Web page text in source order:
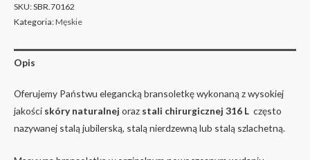
SKU:SBR.70162
Kategoria:Męskie
Opis
Oferujemy Państwu elegancką bransoletkę wykonaną z wysokiej
jakości skóry naturalnej oraz stali chirurgicznej 316 L często
nazywanej stalą jubilerską, stalą nierdzewną lub stalą szlachetną.